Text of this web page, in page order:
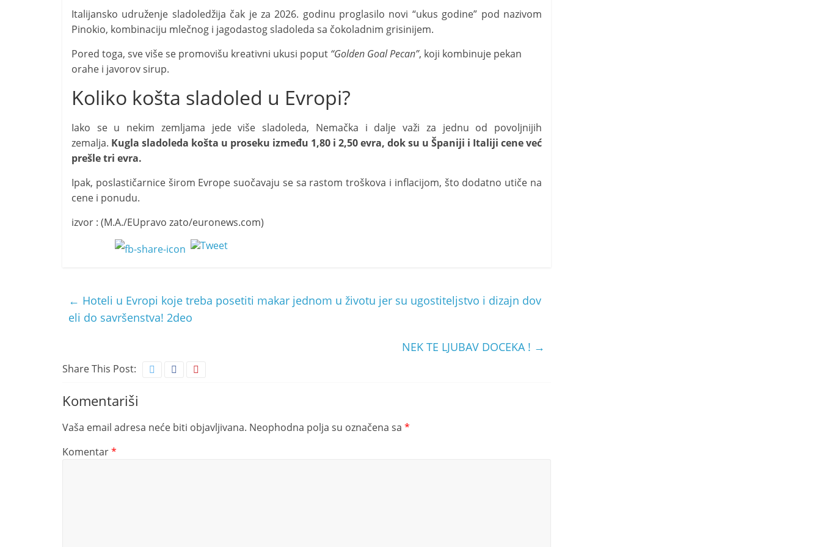
Italijansko udruženje sladoledžija čak je za 2026. godinu proglasilo novi “ukus godine” pod nazivom
Pinokio, kombinaciju mlečnog i jagodastog sladoleda sa čokoladnim grisinijem.
Pored toga, sve više se promovišu kreativni ukusi poput “Golden Goal Pecan”, koji kombinuje pekan
orahe i javorov sirup.
Koliko košta sladoled u Evropi?
Iako se u nekim zemljama jede više sladoleda, Nemačka i dalje važi za jednu od povoljnijih
zemalja. Kugla sladoleda košta u proseku između 1,80 i 2,50 evra, dok su u Španiji i Italiji cene već
prešle tri evra.
Ipak, poslastičarnice širom Evrope suočavaju se sa rastom troškova i inflacijom, što dodatno utiče na
cene i ponudu.
izvor : (M.A./EUpravo zato/euronews.com)
← Hoteli u Evropi koje treba posetiti makar jednom u životu jer su ugostiteljstvo i dizajn dov
eli do savršenstva! 2deo
NEK TE LJUBAV DOCEKA ! →
Share This Post:
Komentariši
Vaša email adresa neće biti objavljivana. Neophodna polja su označena sa *
Komentar*